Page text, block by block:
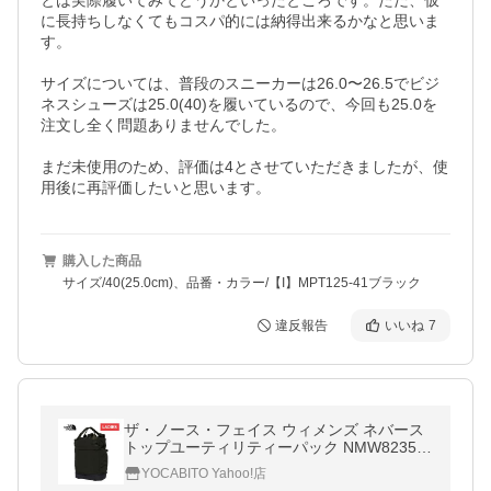
に長持ちしなくてもコスパ的には納得出来るかなと思いま
す。
サイズについては、普段のスニーカーは26.0〜26.5でビジ
ネスシューズは25.0(40)を履いているので、今回も25.0を
注文し全く問題ありませんでした。
まだ未使用のため、評価は4とさせていただきましたが、使
用後に再評価したいと思います。
購入した商品
サイズ/40(25.0cm)、品番・カラー/【I】MPT125-41ブラック
違反報告 いいね 7
ザ・ノース・フェイス ウィメンズ ネバース
トップユーティリティーパック NMW82352
K ブラック レディース 秋冬モデル 鞄 リュッ
ク 通勤 ビジネス カジュアル
YOCABITO Yahoo!店